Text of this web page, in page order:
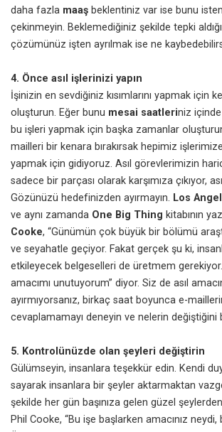
daha fazla maaş beklentiniz var ise bunu
çekinmeyin. Beklemediğiniz şekilde tepki
çözümünüz işten ayrılmak ise ne
4. Önce asıl işlerinizi yapın
İşinizin en sevdiğiniz kısımlarını yapmak için
oluşturun. Eğer bunu mesai saatleriniz içinde
bu işleri yapmak için başka zamanlar
mailleri bir kenara bırakırsak hepimiz
yapmak için gidiyoruz. Asıl görevlerimizin
sadece bir parçası olarak karşımıza çıkıyor,
Gözünüzü hedefinizden ayırmayın. Los
ve aynı zamanda One Big Thing kitabının
Cooke, “Günümün çok büyük bir bölümü
ve seyahatle geçiyor. Fakat gerçek şu ki,
etkileyecek belgeselleri de üretmem gerekiyor.
amacımı unutuyorum” diyor. Siz de asıl
ayırmıyorsanız, birkaç saat boyunca e-
cevaplamamayı deneyin ve nelerin değiştiğini
5. Kontrolünüzde olan şeyleri değiştirin
Gülümseyin, insanlara teşekkür edin. Kendi
sayarak insanlara bir şeyler aktarmaktan
şekilde her gün başınıza gelen güzel
Phil Cooke, “Bu işe başlarken amacınız